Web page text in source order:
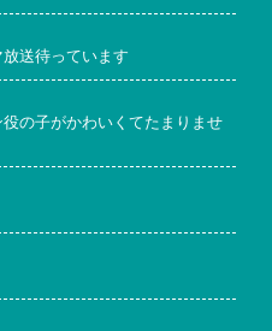
送待っています
の子がかわいくてたまりませ